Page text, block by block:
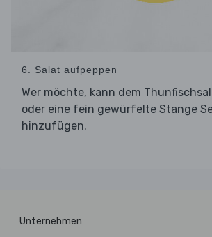
6. Salat aufpeppen
Wer möchte, kann dem
oder eine fein gewürfelte Stange
hinzufügen.
Unternehmen